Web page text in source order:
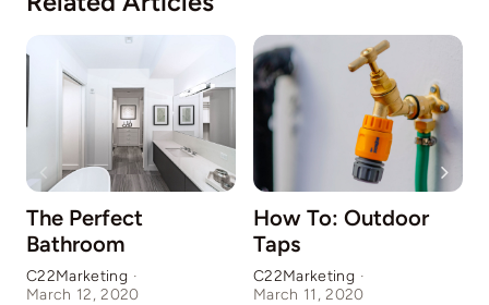
The Perfect
Bathroom
C22Marketing ·
March 12, 2020
How To: Outdoor
Taps
C22Marketing ·
March 11, 2020